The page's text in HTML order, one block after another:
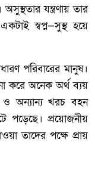
যন্ত্রণায় তার
স্বপ্ন—সুস্থ হয়ে
পরিবারের মানুষ।
করে অনেক অর্থ ব্যয়
ও অন্যান্য খরচ বহন
পড়েছে। প্রয়োজনীয়
তাদের পক্ষে প্রায়